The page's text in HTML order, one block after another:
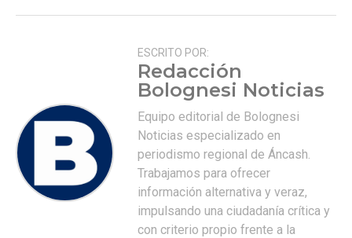
ESCRITO POR:
Redacción
Bolognesi Noticias
Equipo editorial de Bolognesi
Noticias especializado en
periodismo regional de Áncash.
Trabajamos para ofrecer
información alternativa y veraz,
impulsando una ciudadanía crítica y
con criterio propio frente a la